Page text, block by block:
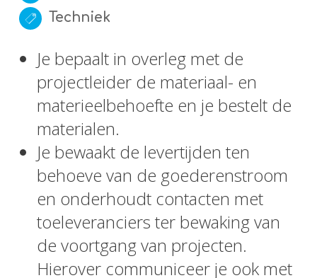
Techniek
Je bepaalt in overleg met de
projectleider de materiaal- en
materieelbehoefte en je bestelt de
materialen.
Je bewaakt de levertijden ten
behoeve van de goederenstroom
en onderhoudt contacten met
toeleveranciers ter bewaking van
de voortgang van projecten.
Hierover communiceer je ook met